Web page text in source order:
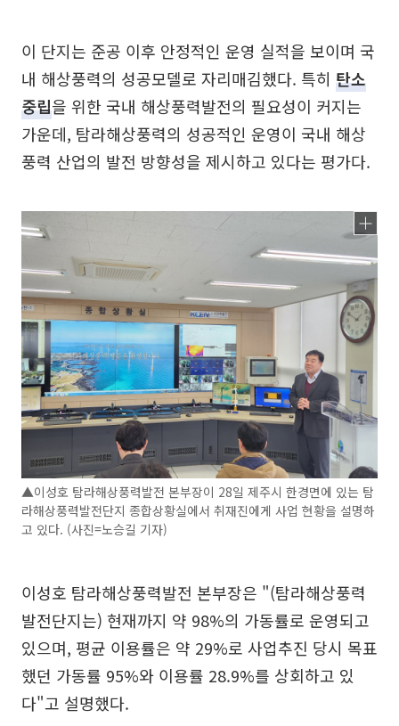
이 단지는 준공 이후 안정적인 운영 실적을 보이며 국
내 해상풍력의 성공모델로 자리매김했다. 특히 탄소
중립을 위한 국내 해상풍력발전의 필요성이 커지는
가운데, 탐라해상풍력의 성공적인 운영이 국내 해상
풍력 산업의 발전 방향성을 제시하고 있다는 평가다.
▲이성호 탐라해상풍력발전 본부장이 28일 제주시 한경면에 있는 탐
라해상풍력발전단지 종합상황실에서 취재진에게 사업 현황을 설명하
고 있다. (사진=노승길 기자)
이성호 탐라해상풍력발전 본부장은 "(탐라해상풍력
발전단지는) 현재까지 약 98%의 가동률로 운영되고
있으며, 평균 이용률은 약 29%로 사업추진 당시 목표
했던 가동률 95%와 이용률 28.9%를 상회하고 있
다"고 설명했다.